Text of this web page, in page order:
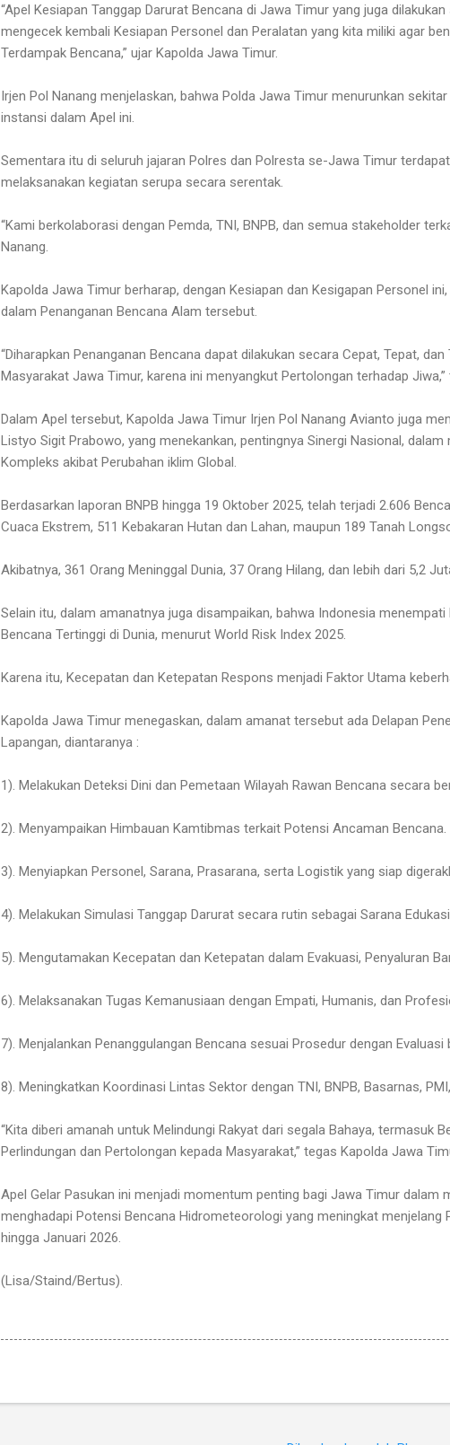
“Apel Kesiapan Tanggap Darurat Bencana di Jawa Timur yang juga
mengecek kembali Kesiapan Personel dan Peralatan yang kita miliki agar
Terdampak Bencana,” ujar Kapolda Jawa Timur.
Irjen Pol Nanang menjelaskan, bahwa Polda Jawa Timur menurunkan
instansi dalam Apel ini.
Sementara itu di seluruh jajaran Polres dan Polresta se-Jawa Timur
melaksanakan kegiatan serupa secara serentak.
“Kami berkolaborasi dengan Pemda, TNI, BNPB, dan semua stakeholder
Nanang.
Kapolda Jawa Timur berharap, dengan Kesiapan dan Kesigapan Personel
dalam Penanganan Bencana Alam tersebut.
“Diharapkan Penanganan Bencana dapat dilakukan secara Cepat, Tepat,
Masyarakat Jawa Timur, karena ini menyangkut Pertolongan terhadap Jiwa,”
Dalam Apel tersebut, Kapolda Jawa Timur Irjen Pol Nanang Avianto juga
Listyo Sigit Prabowo, yang menekankan, pentingnya Sinergi Nasional,
Kompleks akibat Perubahan iklim Global.
Berdasarkan laporan BNPB hingga 19 Oktober 2025, telah terjadi 2.606
Cuaca Ekstrem, 511 Kebakaran Hutan dan Lahan, maupun 189 Tanah
Akibatnya, 361 Orang Meninggal Dunia, 37 Orang Hilang, dan lebih dari 5,2
Selain itu, dalam amanatnya juga disampaikan, bahwa Indonesia
Bencana Tertinggi di Dunia, menurut World Risk Index 2025.
Karena itu, Kecepatan dan Ketepatan Respons menjadi Faktor Utama
Kapolda Jawa Timur menegaskan, dalam amanat tersebut ada Delapan
Lapangan, diantaranya :
1). Melakukan Deteksi Dini dan Pemetaan Wilayah Rawan Bencana secara
2). Menyampaikan Himbauan Kamtibmas terkait Potensi Ancaman Bencana.
3). Menyiapkan Personel, Sarana, Prasarana, serta Logistik yang siap
4). Melakukan Simulasi Tanggap Darurat secara rutin sebagai Sarana Edukasi.
5). Mengutamakan Kecepatan dan Ketepatan dalam Evakuasi, Penyaluran
6). Melaksanakan Tugas Kemanusiaan dengan Empati, Humanis, dan
7). Menjalankan Penanggulangan Bencana sesuai Prosedur dengan Evaluasi
8). Meningkatkan Koordinasi Lintas Sektor dengan TNI, BNPB, Basarnas,
“Kita diberi amanah untuk Melindungi Rakyat dari segala Bahaya, termasuk
Perlindungan dan Pertolongan kepada Masyarakat,” tegas Kapolda Jawa
Apel Gelar Pasukan ini menjadi momentum penting bagi Jawa Timur dalam
menghadapi Potensi Bencana Hidrometeorologi yang meningkat menjelang
hingga Januari 2026.
(Lisa/Staind/Bertus).